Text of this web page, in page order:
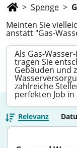
> Spenge >
Meinten Sie
anstatt "Gas-
Als Gas-
tragen Sie
Gebäuden und
zahlreiche
perfekten Job
Relevanz